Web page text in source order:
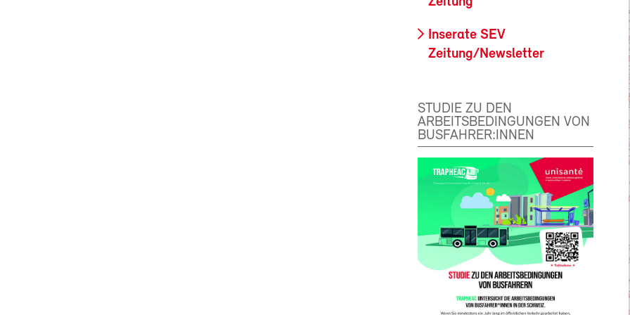
Inserate SEV
Zeitung/Newsletter
STUDIE ZU DEN
ARBEITSBEDINGUNGEN VON
BUSFAHRER:INNEN